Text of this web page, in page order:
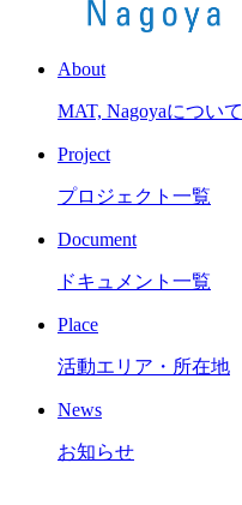
About
MAT, Nagoyaについて
Project
プロジェクト一覧
Document
ドキュメント一覧
Place
活動エリア・所在地
News
お知らせ